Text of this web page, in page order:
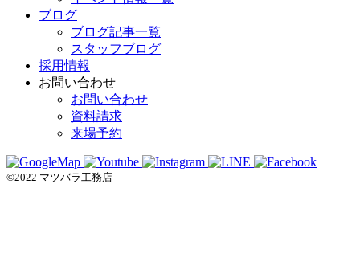
ブログ
ブログ記事一覧
スタッフブログ
採用情報
お問い合わせ
お問い合わせ
資料請求
来場予約
©2022 マツバラ工務店